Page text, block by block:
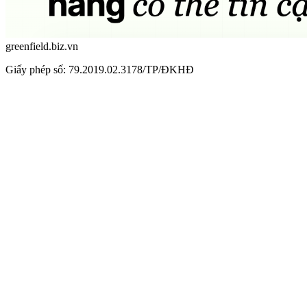
greenfield.biz.vn
Giấy phép số: 79.2019.02.3178/TP/ĐKHĐ